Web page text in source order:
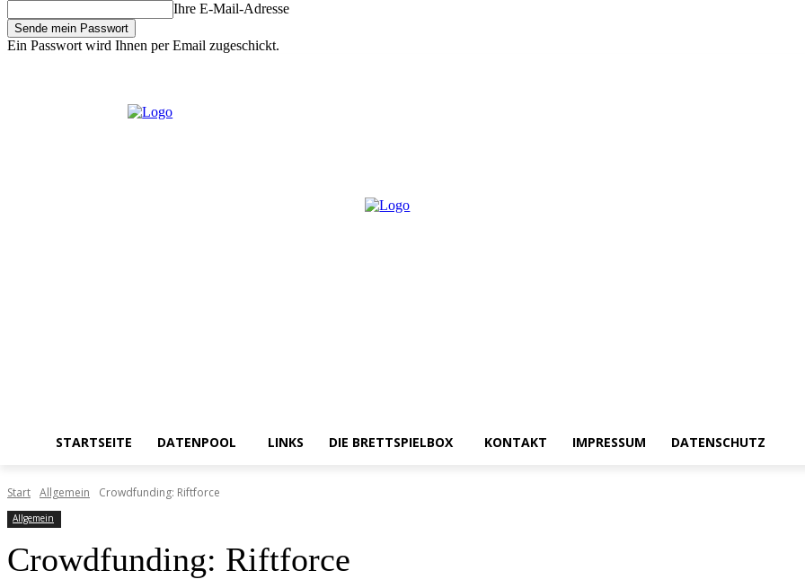
Ihre E-Mail-Adresse
Ein Passwort wird Ihnen per Email zugeschickt.
STARTSEITE DATENPOOL LINKS DIE BRETTSPIELBOX KONTAKT IMPRESSUM DATENSCHUTZ
Start Allgemein Crowdfunding: Riftforce
Allgemein
Crowdfunding: Riftforce